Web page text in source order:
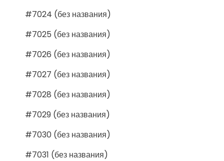
#7024 (без названия)
#7025 (без названия)
#7026 (без названия)
#7027 (без названия)
#7028 (без названия)
#7029 (без названия)
#7030 (без названия)
#7031 (без названия)